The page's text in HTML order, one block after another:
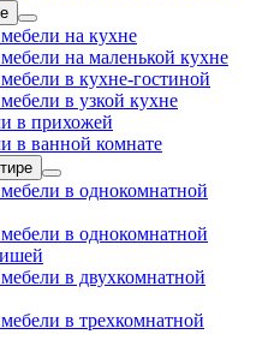
на кухне
на маленькой кухне
в кухне-гостиной
в узкой кухне
в прихожей
в ванной комнате
в однокомнатной
в однокомнатной
в двухкомнатной
в трехкомнатной